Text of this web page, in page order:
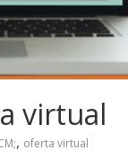
virtual
, oferta virtual